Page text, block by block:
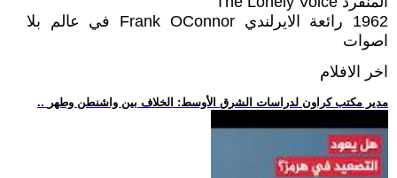
1962 رائعة الايرلندي Frank OConnor في عالم بلا
اصوات
اخر الافلام
.. مدير مكتب كراون لدراسات الشرق الأوسط: الخلاف بين واشنطن وطهر